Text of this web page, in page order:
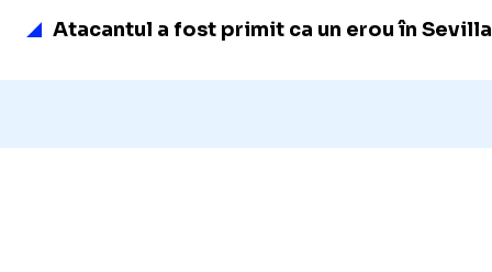
Atacantul a fost primit ca un erou în